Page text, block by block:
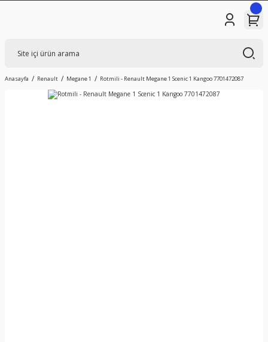
Anasayfa Renault Megane 1 Rotmili - Renault Megane 1 Scenic 1 Kangoo 7701472087